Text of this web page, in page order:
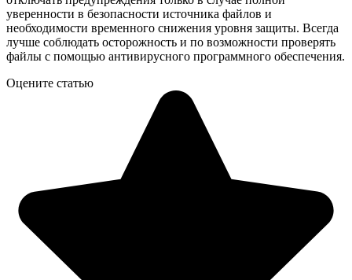
уверенности в безопасности источника файлов и
необходимости временного снижения уровня защиты. Всегда
лучше соблюдать осторожность и по возможности проверять
файлы с помощью антивирусного программного обеспечения.
Оцените статью